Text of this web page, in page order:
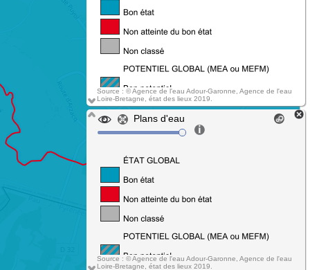
Source : © Agence de l'eau Adour-Garonne, Agence de l'eau
Loire-Bretagne, état des lieux 2019.
Plans d'eau
Source : © Agence de l'eau Adour-Garonne, Agence de l'eau
Loire-Bretagne, état des lieux 2019.